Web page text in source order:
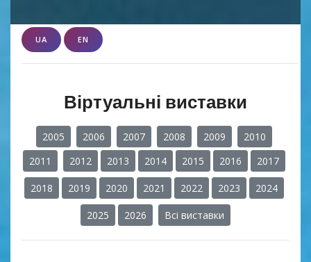
UA EN
Віртуальні виставки
2005 2006 2007 2008 2009
2010
2011
2012 2013 2014 2015 2016 2017
2018 2019 2020 2021 2022 2023 2024
2025 2026 Всі виставки